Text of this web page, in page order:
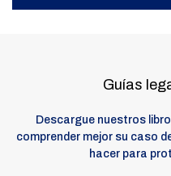
Guías
Descargue nuestros
comprender mejor su caso
hacer para